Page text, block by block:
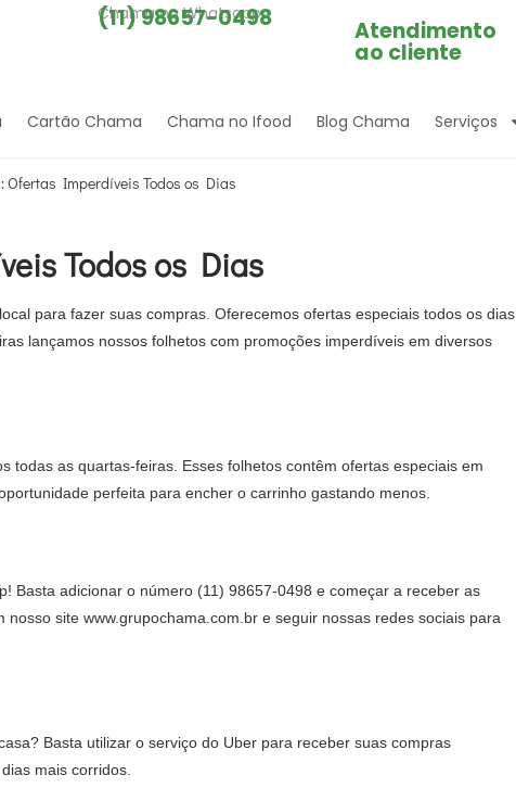
Chama no Whatsapp
(11) 98657-0498 Atendimento
ao cliente
Cartão Chama Chama no Ifood Blog Chama Serviços
Ofertas Imperdíveis Todos os Dias
Todos os Dias
para fazer suas compras. Oferecemos ofertas especiais todos os dias,
lançamos nossos folhetos com promoções imperdíveis em diversos
todas as quartas-feiras. Esses folhetos contêm ofertas especiais em
perfeita para encher o carrinho gastando menos.
Basta adicionar o número (11) 98657-0498 e começar a receber as
nosso site www.grupochama.com.br e seguir nossas redes sociais para
Basta utilizar o serviço do Uber para receber suas compras
mais corridos.